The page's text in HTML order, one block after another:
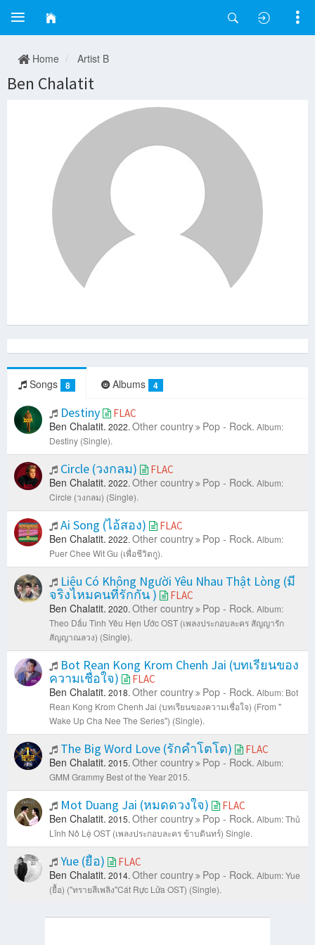
Home Artist B
Ben Chalatit
Songs 8 Albums 4
Destiny FLAC
Ben Chalatit. 2022. Other country Pop - Rock. Album:
Destiny (Single).
Circle (วงกลม) FLAC
Ben Chalatit. 2022. Other country Pop - Rock. Album:
Circle (วงกลม) (Single).
Ai Song (ไอ้สอง) FLAC
Ben Chalatit. 2022. Other country Pop - Rock. Album:
Puer Chee Wit Gu (เพื่อชีวิตกู).
Liệu Có Không Người Yêu Nhau Thật Lòng (มี
จริงไหมคนที่รักกัน )
FLAC
Ben Chalatit. 2020. Other country Pop - Rock. Album:
Theo Dấu Tình Yêu Hẹn Ước OST (เพลงประกอบละคร สัญญารัก
สัญญาณลวง) (Single).
Bot Rean Kong Krom Chenh Jai (บทเรียนของ
ความเชื่อใจ)
FLAC
Ben Chalatit. 2018. Other country Pop - Rock. Album: Bot
Rean Kong Krom Chenh Jai (บทเรียนของความเชื่อใจ) (From "
Wake Up Cha Nee The Series") (Single).
The Big Word Love (รักคำโตโต) FLAC
Ben Chalatit. 2015. Other country Pop - Rock. Album:
GMM Grammy Best of the Year 2015.
Mot Duang Jai (หมดดวงใจ) FLAC
Ben Chalatit. 2015. Other country Pop - Rock. Album: Thủ
Lĩnh Nô Lệ OST (เพลงประกอบละคร ข้าบดินทร์) Single.
Yue (ยื้อ) FLAC
Ben Chalatit. 2014. Other country Pop - Rock. Album: Yue
(ยื้อ) ("ทรายสีเพลิง"Cát Rực Lửa OST) (Single).